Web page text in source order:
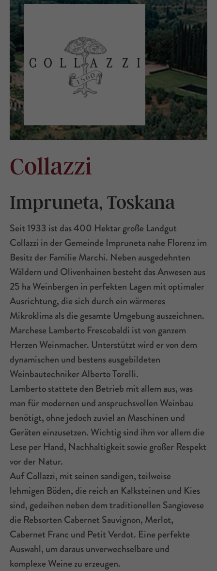
Collazzi
Impruneta, Toskana
Seit 1933 ist das 400 Hektar große Landgut
Collazzi in der Gemeinde Impruneta nahe Florenz im
Besitz der Familie Marchi. Neben ausgedehnten
Wäldern und Olivenhainen besteht das Anwesen aus
25 ha Weinbergen in perfekten Lagen mit optimaler
Ausrichtung, die sich durch ein wärmeres
Mikroklima als die gesamte Umgebung auszeichnen.
Marchese Lamberto Frescobaldi ist von ganzem
Herzen Weinmacher. Unterstützt wird er von dem
dynamischen und bestens ausgebildeten
Weinbautechniker Alberto Torelli.
Lamberto stattete den Betrieb mit allem aus, was
man für modernen und anspruchsvollen Weinbau
benötigt, ohne jedoch zuviel an Maschinen und
Geräten einzusetzen. Wichtig sind ihm vor allem die
Lese per Hand, Nachhaltigkeit sowie großer Respekt
vor der Natur.
Auf Collazzi, mit seinen sandigen, teilweise
lehmigen Böden, die reich an Kalksteinen und Kies
sind, gedeihen neben dem traditionellen Sangiovese
die Rebsorten Cabernet Sauvignon, Merlot,
Cabernet Franc und Petit Verdot. Eine perfekte
Auswahl, um daraus unverwechselbare und
komplexe Weine zu erzeugen.